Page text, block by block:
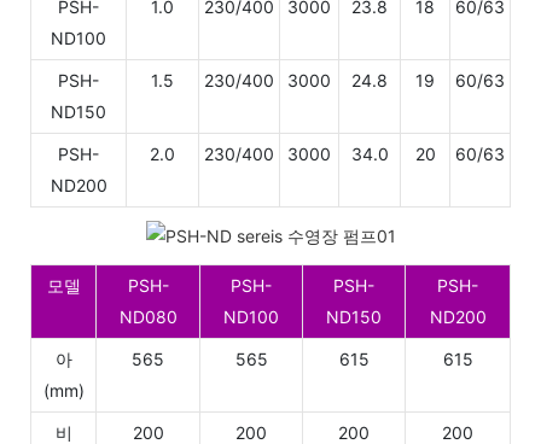
PSH-
ND100
1.0 230/400 3000 23.8 18 60/63
PSH-
ND150
1.5 230/400 3000 24.8 19 60/63
PSH-
ND200
2.0 230/400 3000 34.0 20 60/63
모델
PSH-
ND080
PSH-
ND100
PSH-
ND150
PSH-
ND200
아
(mm)
565 565 615 615
비
200 200 200 200